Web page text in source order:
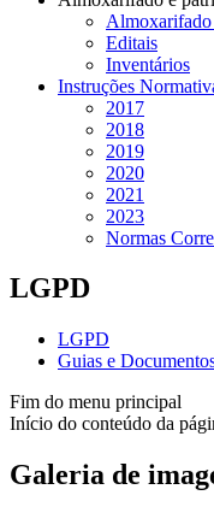
Editais
Inventários
Instruções
2017
2018
2019
2020
2021
2023
Normas
LGPD
LGPD
Guias e
Fim do menu principal
Início do conteúdo da
Galeria de